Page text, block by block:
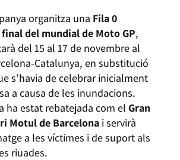
organitza una Fila 0
del mundial de Moto GP,
del 15 al 17 de novembre al
Catalunya, en substitució
s’havia de celebrar inicialment
a causa de les inundacions.
ha estat rebatejada com el Gran
Motul de Barcelonai servirà
a les víctimes i de suport als
riuades.